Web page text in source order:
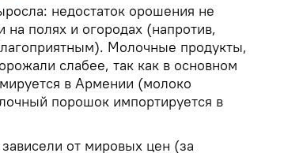
недостаток орошения не
на полях и огородах (напротив,
Молочные продукты,
слабее, так как в основном
в Армении (молоко
порошок импортируется в
от мировых цен (за